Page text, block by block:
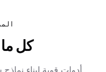
كل ما
أدوات قوية لبناء